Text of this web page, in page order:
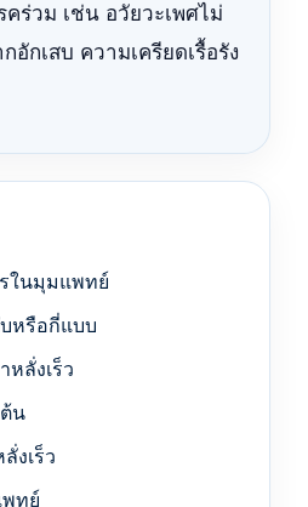
ร่วม เช่น อวัยวะเพศไม่
กเสบ ความเครียดเรื้อรัง
ในมุมแพทย์
หรือกี่แบบ
หลั่งเร็ว
ต้น
งเร็ว
พทย์